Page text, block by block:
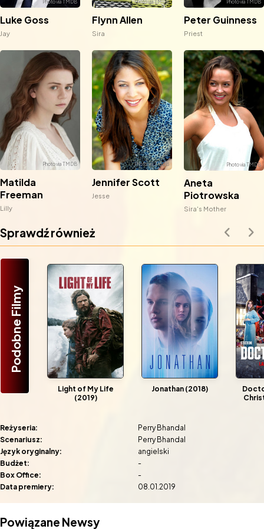
Luke Goss
Jay
Flynn Allen
Sira
Peter Guinness
Priest
Matilda
Freeman
Lilly
Jennifer Scott
Jesse
Aneta
Piotrowska
Sira's Mother
Sprawdź również
Podobne Filmy
Light of My Life
(2019)
Jonathan (2018)
Reżyseria:
Perry Bhandal
Scenariusz:
Perry Bhandal
Język oryginalny:
angielski
Budżet:
-
Box Office:
-
Data premiery:
08.01.2019
Powiązane Newsy